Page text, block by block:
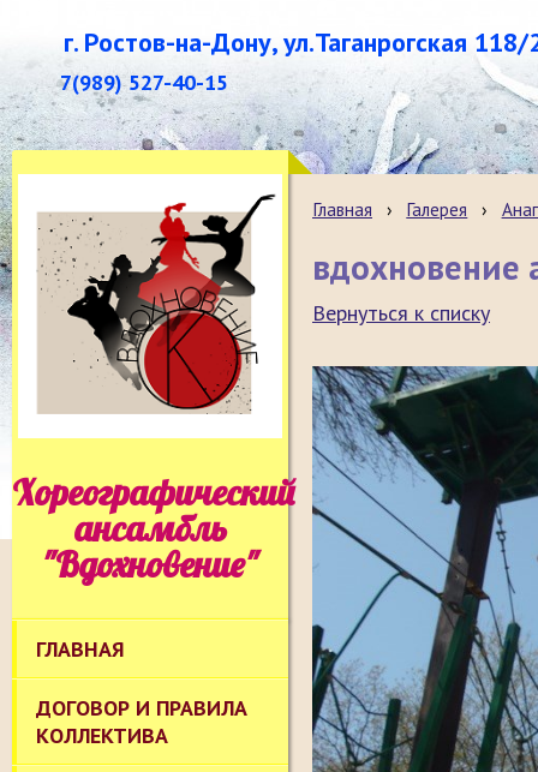
г. Ростов-на-Дону, ул.Таганрогская 118/
7(989) 527-40-15
Хореографический
ансамбль
"Вдохновение"
ГЛАВНАЯ
ДОГОВОР И ПРАВИЛА
КОЛЛЕКТИВА
Главная › Галерея ›
вдохновение
Вернуться к списку